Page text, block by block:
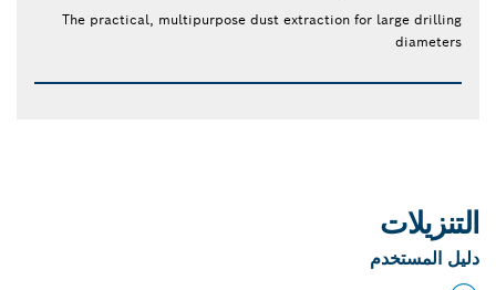
The practical, multipurpose dust extraction for large drilling
diameters
التنزيلات
دليل المستخدم